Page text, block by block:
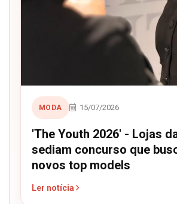
MODA 15/07/2026
'The Youth 2026' - Lojas
sediam concurso que
novos top models
Ler notícia